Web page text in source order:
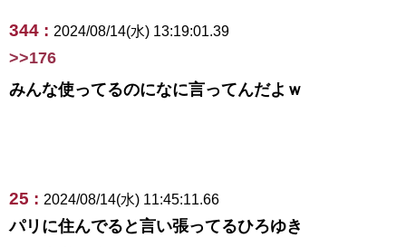
344 : 2024/08/14(水) 13:19:01.39
>>176
みんな使ってるのになに言ってんだよｗ
25 : 2024/08/14(水) 11:45:11.66
パリに住んでると言い張ってるひろゆき